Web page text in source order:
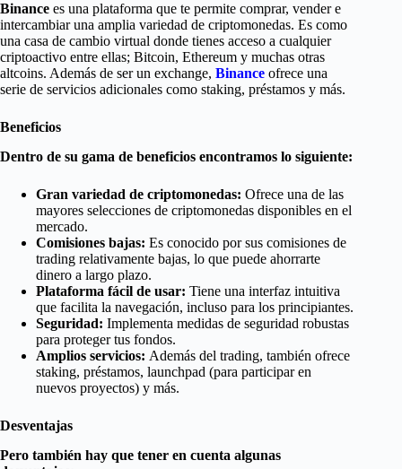
Binance es una plataforma que te permite comprar, vender e
intercambiar una amplia variedad de criptomonedas. Es como
una casa de cambio virtual donde tienes acceso a cualquier
criptoactivo entre ellas; Bitcoin, Ethereum y muchas otras
altcoins. Además de ser un exchange, Binance ofrece una
serie de servicios adicionales como staking, préstamos y más.
Beneficios
Dentro de su gama de beneficios encontramos lo siguiente:
Gran variedad de criptomonedas: Ofrece una de las
mayores selecciones de criptomonedas disponibles en el
mercado.
Comisiones bajas: Es conocido por sus comisiones de
trading relativamente bajas, lo que puede ahorrarte
dinero a largo plazo.
Plataforma fácil de usar: Tiene una interfaz intuitiva
que facilita la navegación, incluso para los principiantes.
Seguridad: Implementa medidas de seguridad robustas
para proteger tus fondos.
Amplios servicios: Además del trading, también ofrece
staking, préstamos, launchpad (para participar en
nuevos proyectos) y más.
Desventajas
Pero también hay que tener en cuenta algunas